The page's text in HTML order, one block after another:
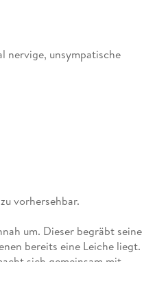
nervige, unsympatische
vorhersehbar.
um. Dieser begräbt seine
bereits eine Leiche liegt.
sich gemeinsam mit